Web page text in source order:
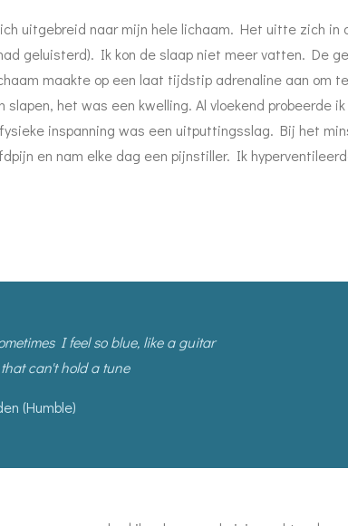
uitgebreid naar mijn hele lichaam. Het uitte zich in
geluisterd). Ik kon de slaap niet meer vatten. De
maakte op een laat tijdstip adrenaline aan om
het was een kwelling. Al vloekend probeerde
inspanning was een uitputtingsslag. Bij het
en nam elke dag een pijnstiller. Ik
I feel so blue, like a guitar
can't hold a tune
(Humble)